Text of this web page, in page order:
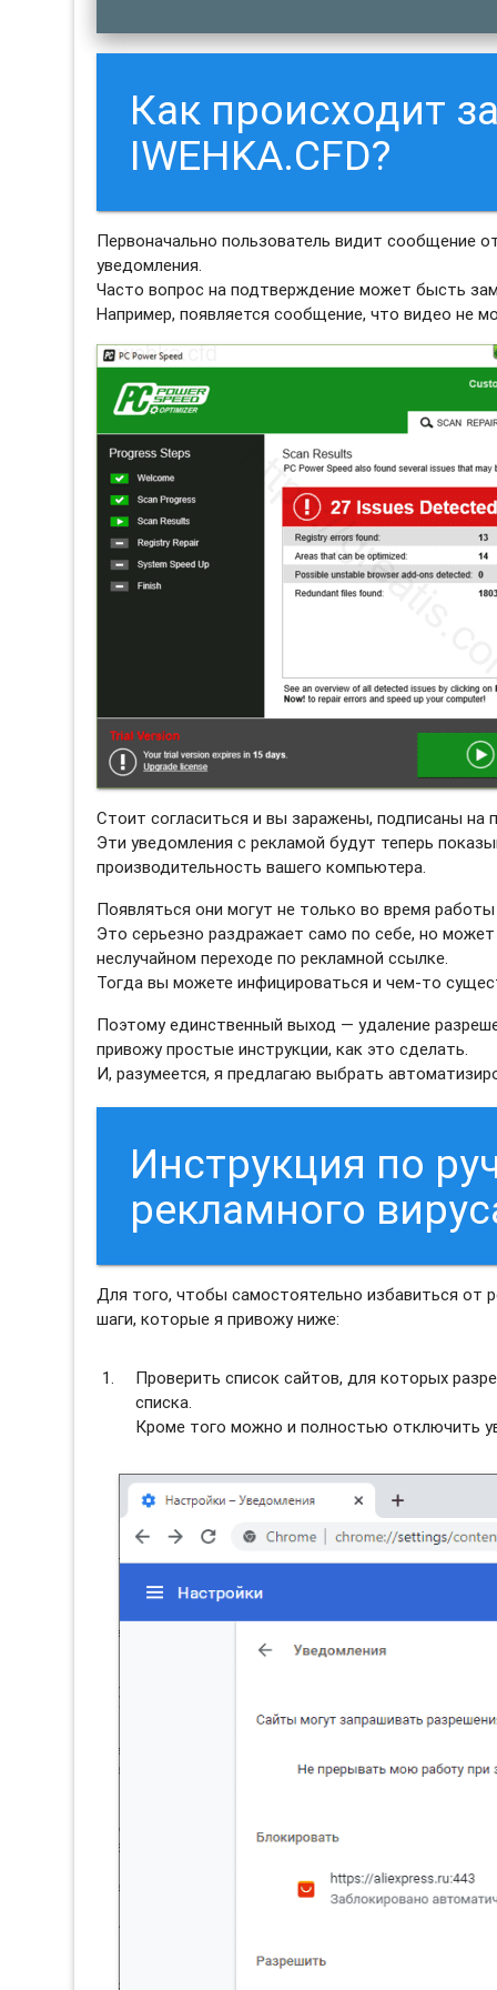
Как происходит
IWEHKA.CFD?
Первоначально пользователь видит сообщение
уведомления.
Часто вопрос на подтверждение может бысть
Например, появляется сообщение, что видео не
Стоит согласиться и вы заражены, подписаны на
Эти уведомления с рекламой будут теперь
производительность вашего компьютера.
Появляться они могут не только во время
Это серьезно раздражает само по себе, но
неслучайном переходе по рекламной ссылке.
Тогда вы можете инфицироваться и чем-то
Поэтому единственный выход — удаление
привожу простые инструкции, как это сделать.
И, разумеется, я предлагаю выбрать
Инструкция по
рекламного
Для того, чтобы самостоятельно избавиться от
шаги, которые я привожу ниже:
Проверить список сайтов, для которых
списка.
Кроме того можно и полностью отключить